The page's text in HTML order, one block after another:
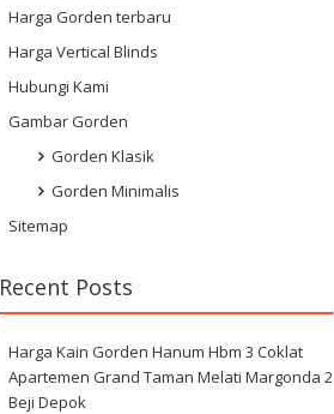
Harga Gorden terbaru
Harga Vertical Blinds
Hubungi Kami
Gambar Gorden
Gorden Klasik
Gorden Minimalis
Sitemap
Recent Posts
Harga Kain Gorden Hanum Hbm 3 Coklat
Apartemen Grand Taman Melati Margonda 2
Beji Depok